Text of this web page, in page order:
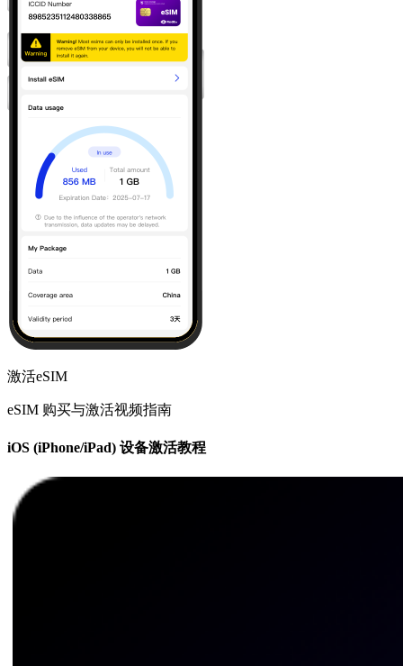
激活eSIM
eSIM 购买与激活视频指南
iOS (iPhone/iPad) 设备激活教程